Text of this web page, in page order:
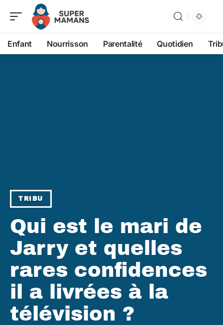
Enfant Nourrisson Parentalité Quotidien
TRIBU
Qui est le mari de
Jarry et quelles
rares confidences
il a livrées à la
télévision ?